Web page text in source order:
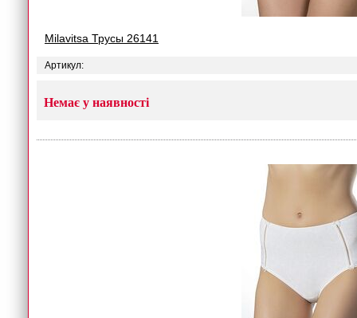
Milavitsa Трусы 26141
Артикул:
Немає у наявності